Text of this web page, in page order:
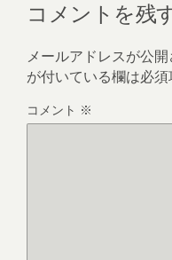
コメントを残
メールアドレスが公開
が付いている欄は必
コメント ※